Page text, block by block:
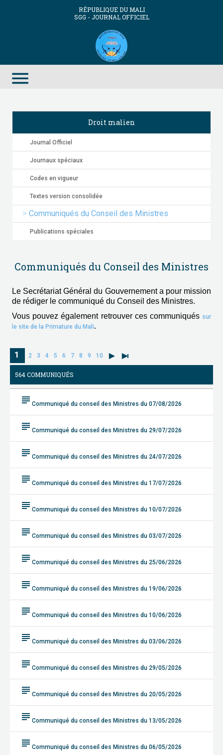
RÉPUBLIQUE DU MALI
SGG - JOURNAL OFFICIEL
menu
Droit malien
Journal Officiel
Journaux spéciaux
Codes en vigueur
Textes version consolidée
Communiqués du Conseil des Ministres
Publications spéciales
Communiqués du Conseil des Ministres
Le Secrétariat Général du Gouvernement a pour mission
de rédiger le communiqué du Conseil des Ministres.
Vous pouvez également retrouver ces communiqués sur
le site de la Primature du Mali.
1 2 3 4 5 6 7 8 9 10
564 COMMUNIQUÉS
subject Communiqué du conseil des Ministres du 07/08/2026
subject Communiqué du conseil des Ministres du 29/07/2026
subject Communiqué du conseil des Ministres du 24/07/2026
subject Communiqué du conseil des Ministres du 17/07/2026
subject Communiqué du conseil des Ministres du 10/07/2026
subject Communiqué du conseil des Ministres du 03/07/2026
subject Communiqué du conseil des Ministres du 25/06/2026
subject Communiqué du conseil des Ministres du 19/06/2026
subject Communiqué du conseil des Ministres du 10/06/2026
subject Communiqué du conseil des Ministres du 03/06/2026
subject Communiqué du conseil des Ministres du 29/05/2026
subject Communiqué du conseil des Ministres du 20/05/2026
subject Communiqué du conseil des Ministres du 13/05/2026
subject Communiqué du conseil des Ministres du 06/05/2026